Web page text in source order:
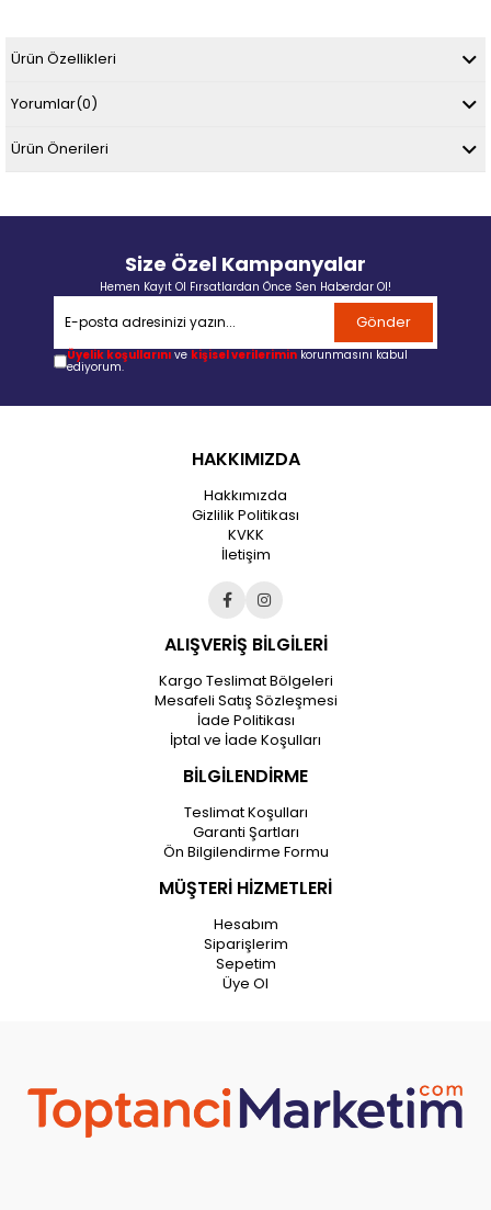
Ürün Özellikleri
Yorumlar(0)
Ürün Önerileri
Size Özel Kampanyalar
Hemen Kayıt Ol Fırsatlardan Önce Sen Haberdar Ol!
Gönder
Üyelik koşullarını ve kişisel verilerimin korunmasını kabul
ediyorum.
HAKKIMIZDA
Hakkımızda
Gizlilik Politikası
KVKK
İletişim
ALIŞVERİŞ BİLGİLERİ
Kargo Teslimat Bölgeleri
Mesafeli Satış Sözleşmesi
İade Politikası
İptal ve İade Koşulları
BİLGİLENDİRME
Teslimat Koşulları
Garanti Şartları
Ön Bilgilendirme Formu
MÜŞTERİ HİZMETLERİ
Hesabım
Siparişlerim
Sepetim
Üye Ol